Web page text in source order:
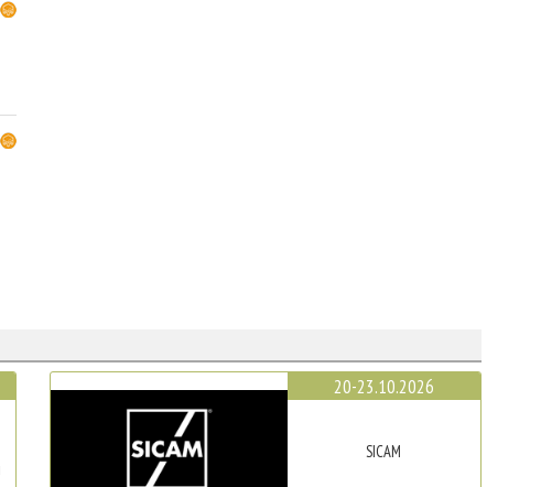
20-23.10.2026
SICAM